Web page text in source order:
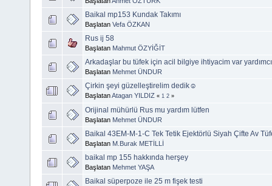
Baikal mp153 Kundak Takımı
Başlatan Vefa ÖZKAN
Rus ij 58
Başlatan Mahmut ÖZYİĞİT
Arkadaşlar bu tüfek için acil bilgiye ihtiyacim var
Başlatan Mehmet ÜNDUR
Çirkin şeyi güzelleştirelim dedik☺
BaşlatanAtagan YILDIZ « 1 2 »
Orijinal mühürlü Rus mu yardım lütfen
Başlatan Mehmet ÜNDUR
Baikal 43EM-M-1-C Tek Tetik Ejektörlü Siyah Çifte Av
Başlatan M.Burak METİLLİ
baikal mp 155 hakkında herşey
Başlatan Mehmet YAŞA
Baikal süperpoze ile 25 m fişek testi